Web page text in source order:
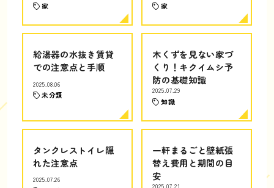
家 家
給湯器の水抜き賃貸
での注意点と手順
2025.08.06
未分類
木くずを見ない家づ
くり！キクイムシ予
防の基礎知識
2025.07.29
知識
タンクレストイレ隠
れた注意点
2025.07.26
一軒まるごと壁紙張
替え費用と期間の目
安
2025.07.21